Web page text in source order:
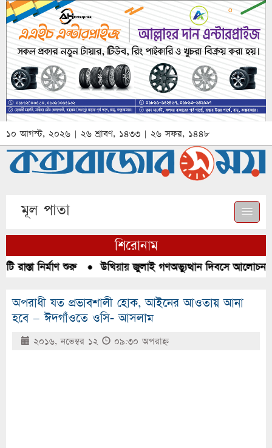
১০ আগস্ট, ২০২৬ | ২৬ শ্রাবণ, ১৪৩৩ | ২৬ সফর, ১৪৪৮
মূল পাতা
শিরোনাম
নির্মাণ শুরু●উখিয়ায় জুলাই গণঅভ্যুত্থান দিবসে আলোচনা,
অপরাধী যত প্রভাবশালী হোক, আইনের আওতায় আনা
হবে – ঈদগাঁওতে ওসি- আসলাম
২০১৬, নভেম্বর ১২ ০৯:৩০ অপরাহ্ণ